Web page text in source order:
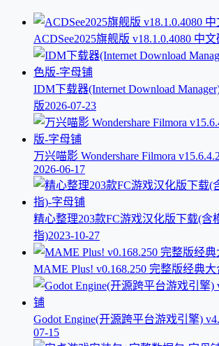
ACDSee2025旗舰版 v18.1.0.4080 中
IDM下载器(Internet Download
版2026-07-23
万兴喵影 Wondershare Filmora
2026-06-17
精心整理203款FC游戏汉化版下载(含
指)2023-10-27
MAME Plus! v0.168.250 完整版经典
Godot Engine(开源跨平台游戏引擎)
07-15